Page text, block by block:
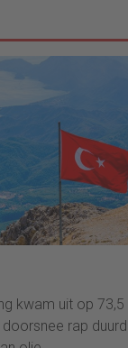
kwam uit op
rap